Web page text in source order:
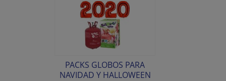
PACKS GLOBOS PARA
NAVIDAD Y HALLOWEEN